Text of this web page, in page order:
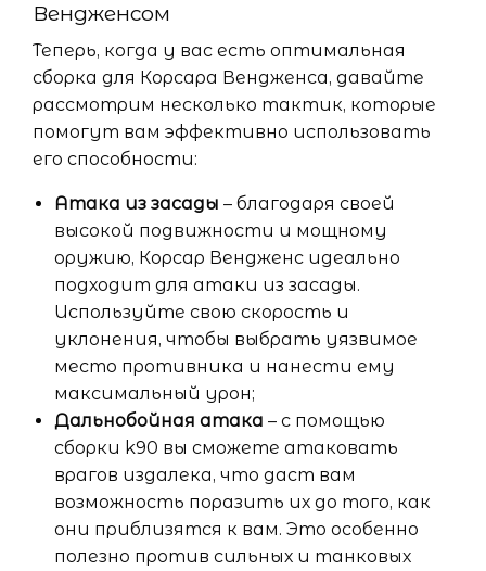
Вендженсом
Теперь, когда у вас есть оптимальная
сборка для Корсара Вендженса, давайте
рассмотрим несколько тактик, которые
помогут вам эффективно использовать
его способности:
Атака из засады – благодаря своей
высокой подвижности и мощному
оружию, Корсар Вендженс идеально
подходит для атаки из засады.
Используйте свою скорость и
уклонения, чтобы выбрать уязвимое
место противника и нанести ему
максимальный урон;
Дальнобойная атака – с помощью
сборки k90 вы сможете атаковать
врагов издалека, что даст вам
возможность поразить их до того, как
они приблизятся к вам. Это особенно
полезно против сильных и танковых